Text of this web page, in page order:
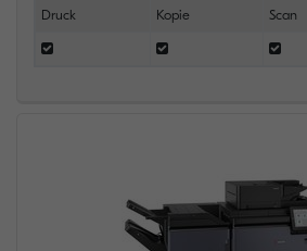
Druck Kopie Scan